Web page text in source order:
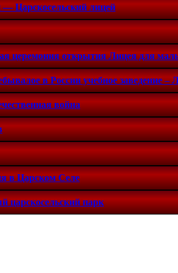
Царскосельский лицей
церемония открытия Лицея для
в России учебное заведение –
война
в Царском Селе
царскосельский парк